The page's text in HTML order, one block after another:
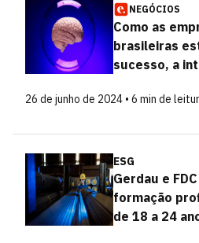
NEGÓCIOS
Como as
brasileiras
sucesso, a
26 de junho de 2024 • 6 min de
ESG
Gerdau e
formação
de 18 a 24